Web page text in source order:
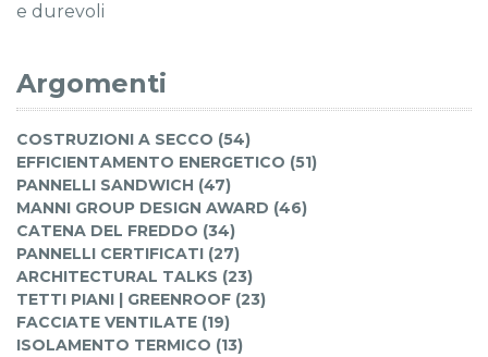
e durevoli
Argomenti
COSTRUZIONI A SECCO (54)
EFFICIENTAMENTO ENERGETICO (51)
PANNELLI SANDWICH (47)
MANNI GROUP DESIGN AWARD (46)
CATENA DEL FREDDO (34)
PANNELLI CERTIFICATI (27)
ARCHITECTURAL TALKS (23)
TETTI PIANI | GREENROOF (23)
FACCIATE VENTILATE (19)
ISOLAMENTO TERMICO (13)